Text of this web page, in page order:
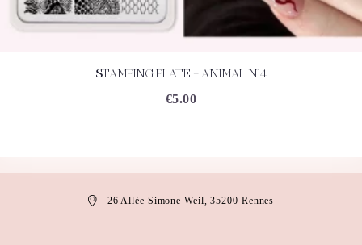
ACHETEZ DÉTAILS
STAMPING PLATE – ANIMAL N14
€5.00
26 Allée Simone Weil, 35200 Rennes